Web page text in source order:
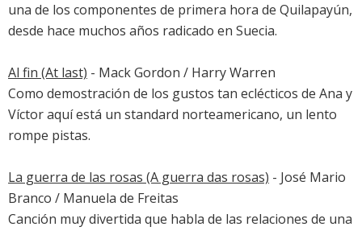
una de los componentes de primera hora de Quilapayún,
desde hace muchos años radicado en Suecia.
Al fin (At last) - Mack Gordon / Harry Warren
Como demostración de los gustos tan eclécticos de Ana y
Víctor aquí está un standard norteamericano, un lento
rompe pistas.
La guerra de las rosas (A guerra das rosas) - José Mario
Branco / Manuela de Freitas
Canción muy divertida que habla de las relaciones de una